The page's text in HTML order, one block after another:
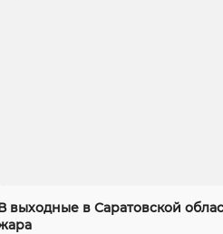
выходные в Саратовской